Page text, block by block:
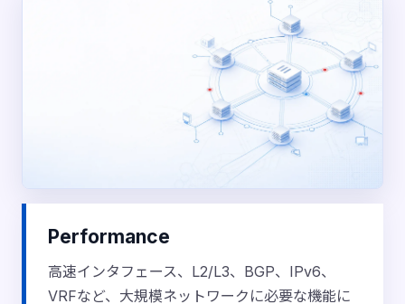
Performance
高速インタフェース、L2/L3、BGP、IPv6、
VRFなど、大規模ネットワークに必要な機能に